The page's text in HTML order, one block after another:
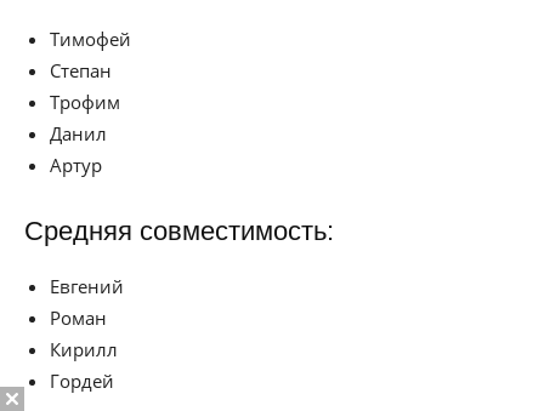
Тимофей
Степан
Трофим
Данил
Артур
Средняя совместимость:
Евгений
Роман
Кирилл
Гордей